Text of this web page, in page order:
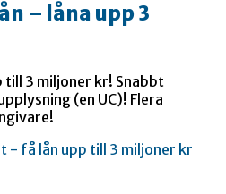
– låna upp 3
till 3 miljoner kr! Snabbt
(en UC)! Flera